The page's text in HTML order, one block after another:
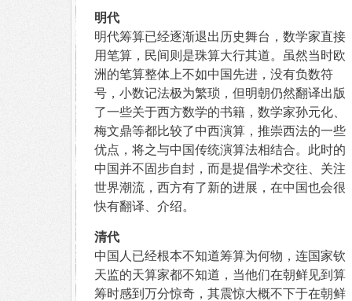
明代
明代筹算已经逐渐退出历史舞台，数学家直接
用笔算，民间则是珠算大行其道。虽然当时欧
洲的笔算整体上不如中国先进，没有负数符
号，小数记法极为繁琐，但明朝仍然翻译出版
了一些关于西方数学的书籍，数学家孙元化、
梅文鼎等都比较了中西演算，推崇西法的一些
优点，将之与中国传统演算法相结合。此时的
中国并不固步自封，而是提倡学术交往、关注
世界潮流，西方有了新的进展，在中国也会很
快有翻译、介绍。
清代
中国人已经根本不知道筹算为何物，连国家钦
天监的天算家都不知道，当他们在朝鲜见到算
筹时感到万分惊奇，其震惊大概不下于在朝鲜